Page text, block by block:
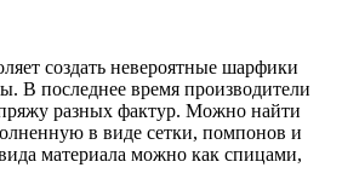
создать невероятные шарфики
В последнее время производители
разных фактур. Можно найти
в виде сетки, помпонов и
материала можно как спицами,